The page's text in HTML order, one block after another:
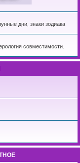
дни, знаки зодиака
совместимости.